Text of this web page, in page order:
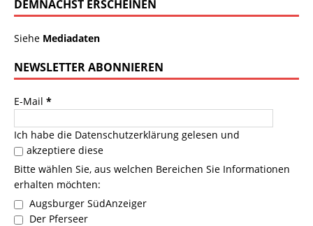
DEMNÄCHST ERSCHEINEN
Siehe Mediadaten
NEWSLETTER ABONNIEREN
E-Mail *
Ich habe die Datenschutzerklärung gelesen und
akzeptiere diese
Bitte wählen Sie, aus welchen Bereichen Sie Informationen
erhalten möchten:
Augsburger SüdAnzeiger
Der Pferseer